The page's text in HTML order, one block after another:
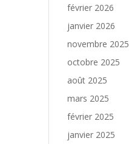
février 2026
janvier 2026
novembre 2025
octobre 2025
août 2025
mars 2025
février 2025
janvier 2025